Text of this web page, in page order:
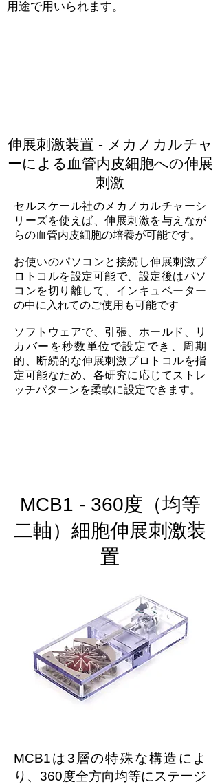
用途で用いられます。
伸展刺激装置 - メカノカルチャ
ーによる血管内皮細胞への伸展
刺激
セルスケール社のメカノカルチャーシ
リーズを使えば、伸展刺激を与えなが
らの血管内皮細胞の培養が可能です。
お使いのパソコンと接続し伸展刺激プ
ロトコルを設定可能で、設定後はパソ
コンを切り離して、インキュベーター
の中に入れてのご使用も可能です
ソフトウェアで、引張、ホールド、リ
カバーを秒数単位で設定でき、周期
的、断続的な伸展刺激プロトコルを指
定可能なため、各研究に応じてストレ
ッチパターンを柔軟に設定できます。
MCB1 - 360度（均等
二軸）細胞伸展刺激装
置
MCB1は3層の特殊な構造によ
り、360度全方向均等にステージ